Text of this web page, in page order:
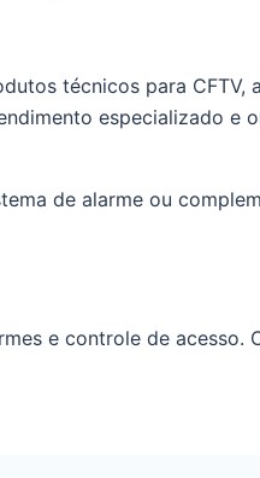
técnicos para CFTV,
especializado e
de alarme ou
e controle de acesso.